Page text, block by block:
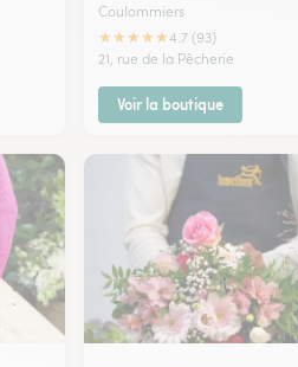
Coulommiers
★★★★★4.7 (93)
21, rue de la Pêcherie
Voir la boutique